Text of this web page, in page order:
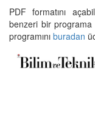
PDF formatını
benzeri bir programa
programını buradan